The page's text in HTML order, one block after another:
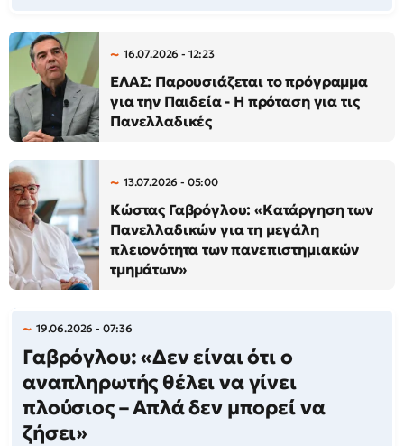
16.07.2026 - 12:23
ΕΛΑΣ: Παρουσιάζεται το πρόγραμμα
για την Παιδεία - Η πρόταση για τις
Πανελλαδικές
13.07.2026 - 05:00
Κώστας Γαβρόγλου: «Κατάργηση των
Πανελλαδικών για τη μεγάλη
πλειονότητα των πανεπιστημιακών
τμημάτων»
19.06.2026 - 07:36
Γαβρόγλου: «Δεν είναι ότι ο
αναπληρωτής θέλει να γίνει
πλούσιος – Απλά δεν μπορεί να
ζήσει»